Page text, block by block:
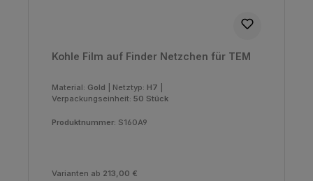
Kohle Film auf Finder Netzchen für TEM
Material: Gold Netztyp: H7
Verpackungseinheit: 50 Stück
Produktnummer: S160A9
Varianten ab 213,00 €